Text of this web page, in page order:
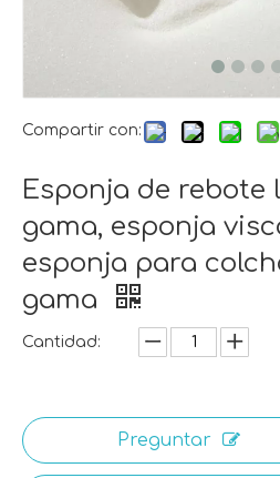
Compartir con:
Esponja de rebote
gama, esponja
esponja para
gama
Cantidad:
Preguntar